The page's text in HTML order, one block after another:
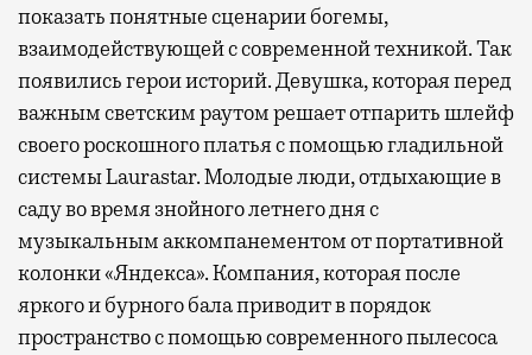
показать понятные сценарии богемы,
взаимодействующей с современной техникой. Так
появились герои историй. Девушка, которая перед
важным светским раутом решает отпарить шлейф
своего роскошного платья с помощью гладильной
системы Laurastar. Молодые люди, отдыхающие в
саду во время знойного летнего дня с
музыкальным аккомпанементом от портативной
колонки «Яндекса». Компания, которая после
яркого и бурного бала приводит в порядок
пространство с помощью современного пылесоса